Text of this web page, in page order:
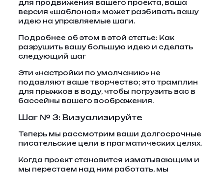
для продвижения вашего проекта, ваша
версия «шаблонов» может разбивать вашу
идею на управляемые шаги.
Подробнее об этом в этой статье: Как
разрушить вашу большую идею и сделать
следующий шаг
Эти «настройки по умолчанию» не
подавляют ваше творчество; это трамплин
для прыжков в воду, чтобы погрузить вас в
бассейны вашего воображения.
Шаг № 3: Визуализируйте
Теперь мы рассмотрим ваши долгосрочные
писательские цели в прагматических целях.
Когда проект становится изматывающим и
мы перестаем над ним работать, мы